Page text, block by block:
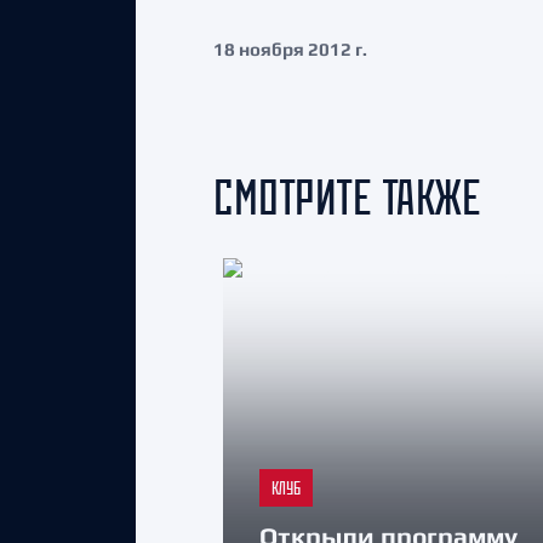
18 ноября 2012 г.
СМОТРИТЕ ТАКЖЕ
КЛУБ
Открыли программу